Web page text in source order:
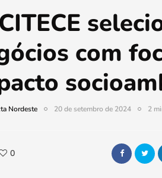
com
Nordeste 20 de setembro de 2024 2
0